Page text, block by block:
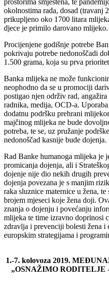
prostorima smještena, te
okolnostima rada, dosad (travanj
prikupljeno oko 1700 litara
djece je primilo darovano mlijeko.
Procijenjene godišnje potrebe
pokrivaju potrebe nedonoščadi
1.500 grama, koja su prva
Banka mlijeka ne može
neophodno da se u promociji
postigao njen održiv rad,
radnika, medija, OCD-a.
dodatnu podršku prehrani
majčinog mlijeka ne bude
potreba, te se, uz pružanje
nedonoščad kasnije bude dojenja.
Rad Banke humanoga mlijeka je
promicanja dojenja, ali i
dojenje nije dio nekih drugih
dojenja povezana je s manjim
raka sluznice maternice u žena,
brojem mjeseci koje žena doji.
znanja o dojenju i povećanju
mlijeka te time izravno doprinosi
zdravlja i prevenciji bolesti žena i
europskim strategijama i
1.-7. kolovoza 2019.
„OSNAŽIMO RODITELJE